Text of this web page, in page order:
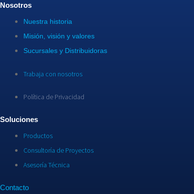
Nosotros
Nuestra historia
Misión, visión y valores
Sucursales y Distribuidoras
Trabaja con nosotros
Política de Privacidad
Soluciones
Productos
Consultoría de Proyectos
Asesoría Técnica
Contacto